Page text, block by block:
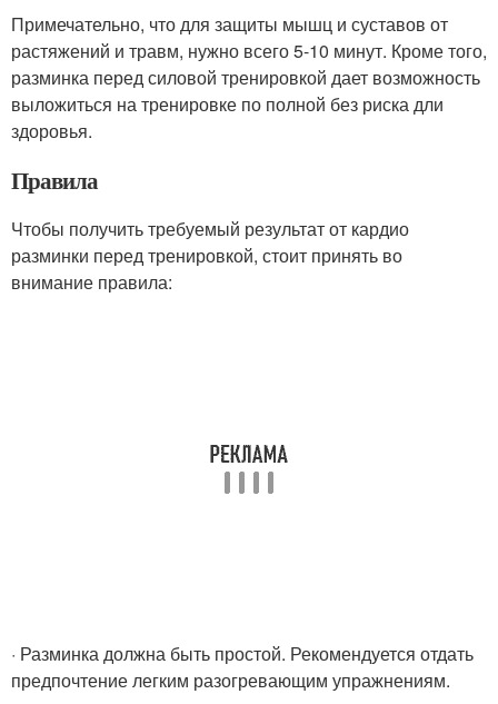
Примечательно, что для защиты мышц и суставов от
растяжений и травм, нужно всего 5-10 минут. Кроме того,
разминка перед силовой тренировкой дает возможность
выложиться на тренировке по полной без риска дли
здоровья.
Правила
Чтобы получить требуемый результат от кардио
разминки перед тренировкой, стоит принять во
внимание правила:
· Разминка должна быть простой. Рекомендуется отдать
предпочтение легким разогревающим упражнениям.